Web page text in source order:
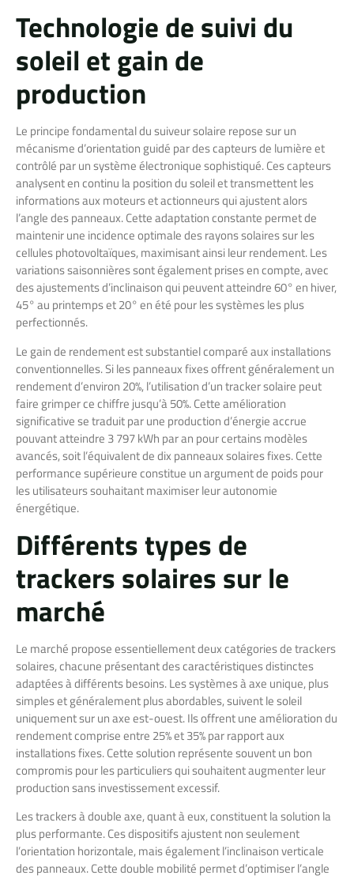
Technologie de suivi du
soleil et gain de
production
Le principe fondamental du suiveur solaire repose sur un
mécanisme d’orientation guidé par des capteurs de lumière et
contrôlé par un système électronique sophistiqué. Ces capteurs
analysent en continu la position du soleil et transmettent les
informations aux moteurs et actionneurs qui ajustent alors
l’angle des panneaux. Cette adaptation constante permet de
maintenir une incidence optimale des rayons solaires sur les
cellules photovoltaïques, maximisant ainsi leur rendement. Les
variations saisonnières sont également prises en compte, avec
des ajustements d’inclinaison qui peuvent atteindre 60° en hiver,
45° au printemps et 20° en été pour les systèmes les plus
perfectionnés.
Le gain de rendement est substantiel comparé aux installations
conventionnelles. Si les panneaux fixes offrent généralement un
rendement d’environ 20%, l’utilisation d’un tracker solaire peut
faire grimper ce chiffre jusqu’à 50%. Cette amélioration
significative se traduit par une production d’énergie accrue
pouvant atteindre 3 797 kWh par an pour certains modèles
avancés, soit l’équivalent de dix panneaux solaires fixes. Cette
performance supérieure constitue un argument de poids pour
les utilisateurs souhaitant maximiser leur autonomie
énergétique.
Différents types de
trackers solaires sur le
marché
Le marché propose essentiellement deux catégories de trackers
solaires, chacune présentant des caractéristiques distinctes
adaptées à différents besoins. Les systèmes à axe unique, plus
simples et généralement plus abordables, suivent le soleil
uniquement sur un axe est-ouest. Ils offrent une amélioration du
rendement comprise entre 25% et 35% par rapport aux
installations fixes. Cette solution représente souvent un bon
compromis pour les particuliers qui souhaitent augmenter leur
production sans investissement excessif.
Les trackers à double axe, quant à eux, constituent la solution la
plus performante. Ces dispositifs ajustent non seulement
l’orientation horizontale, mais également l’inclinaison verticale
des panneaux. Cette double mobilité permet d’optimiser l’angle